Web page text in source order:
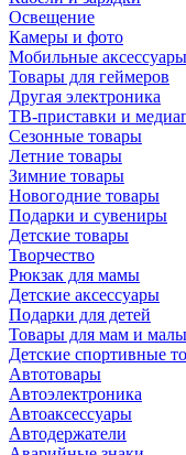
Освещение
Камеры и фото
Мобильные аксессуары
Товары для геймеров
Другая электроника
ТВ-приставки и
Сезонные товары
Летние товары
Зимние товары
Новогодние товары
Подарки и сувениры
Детские товары
Творчество
Рюкзак для мамы
Детские аксессуары
Подарки для детей
Товары для мам и
Детские спортивные
Автотовары
Автоэлектроника
Автоаксессуары
Автодержатели